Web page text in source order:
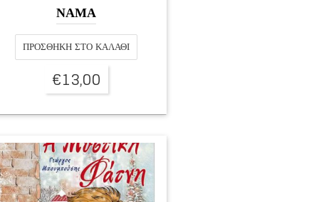
ΝΑΜΑ
ΠΡΟΣΘΉΚΗ ΣΤΟ ΚΑΛΆΘΙ
€13,00